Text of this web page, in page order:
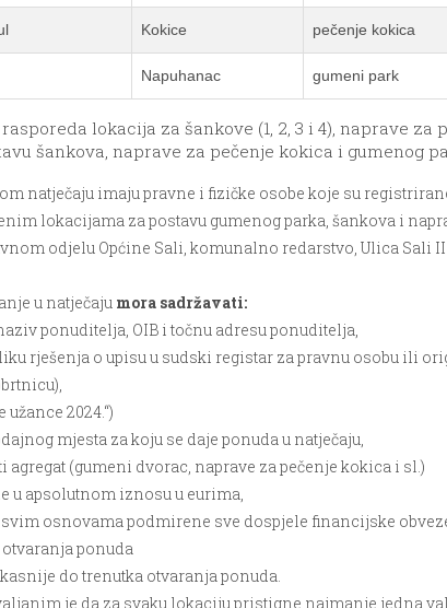
Kokice pečenje kokica
Napuhanac gumeni park
lokacija za šankove (1, 2, 3 i 4), naprave za
šankova, naprave za pečenje kokica i gumenog
natječaju imaju pravne i fizičke osobe koje su
lokacijama za postavu gumenog parka, šankova i
odjelu Općine Sali, komunalno redarstvo, Ulica Sali
u natječaju mora sadržavati:
ponuditelja, OIB i točnu adresu ponuditelja,
rješenja o upisu u sudski registar za pravnu osobu ili
2024.“)
mjesta za koju se daje ponuda u natječaju,
agregat (gumeni dvorac, naprave za pečenje kokica i sl.)
u apsolutnom iznosu u eurima,
osnovama podmirene sve dospjele financijske
ponuda
do trenutka otvaranja ponuda.
je da za svaku lokaciju pristigne najmanje jedna